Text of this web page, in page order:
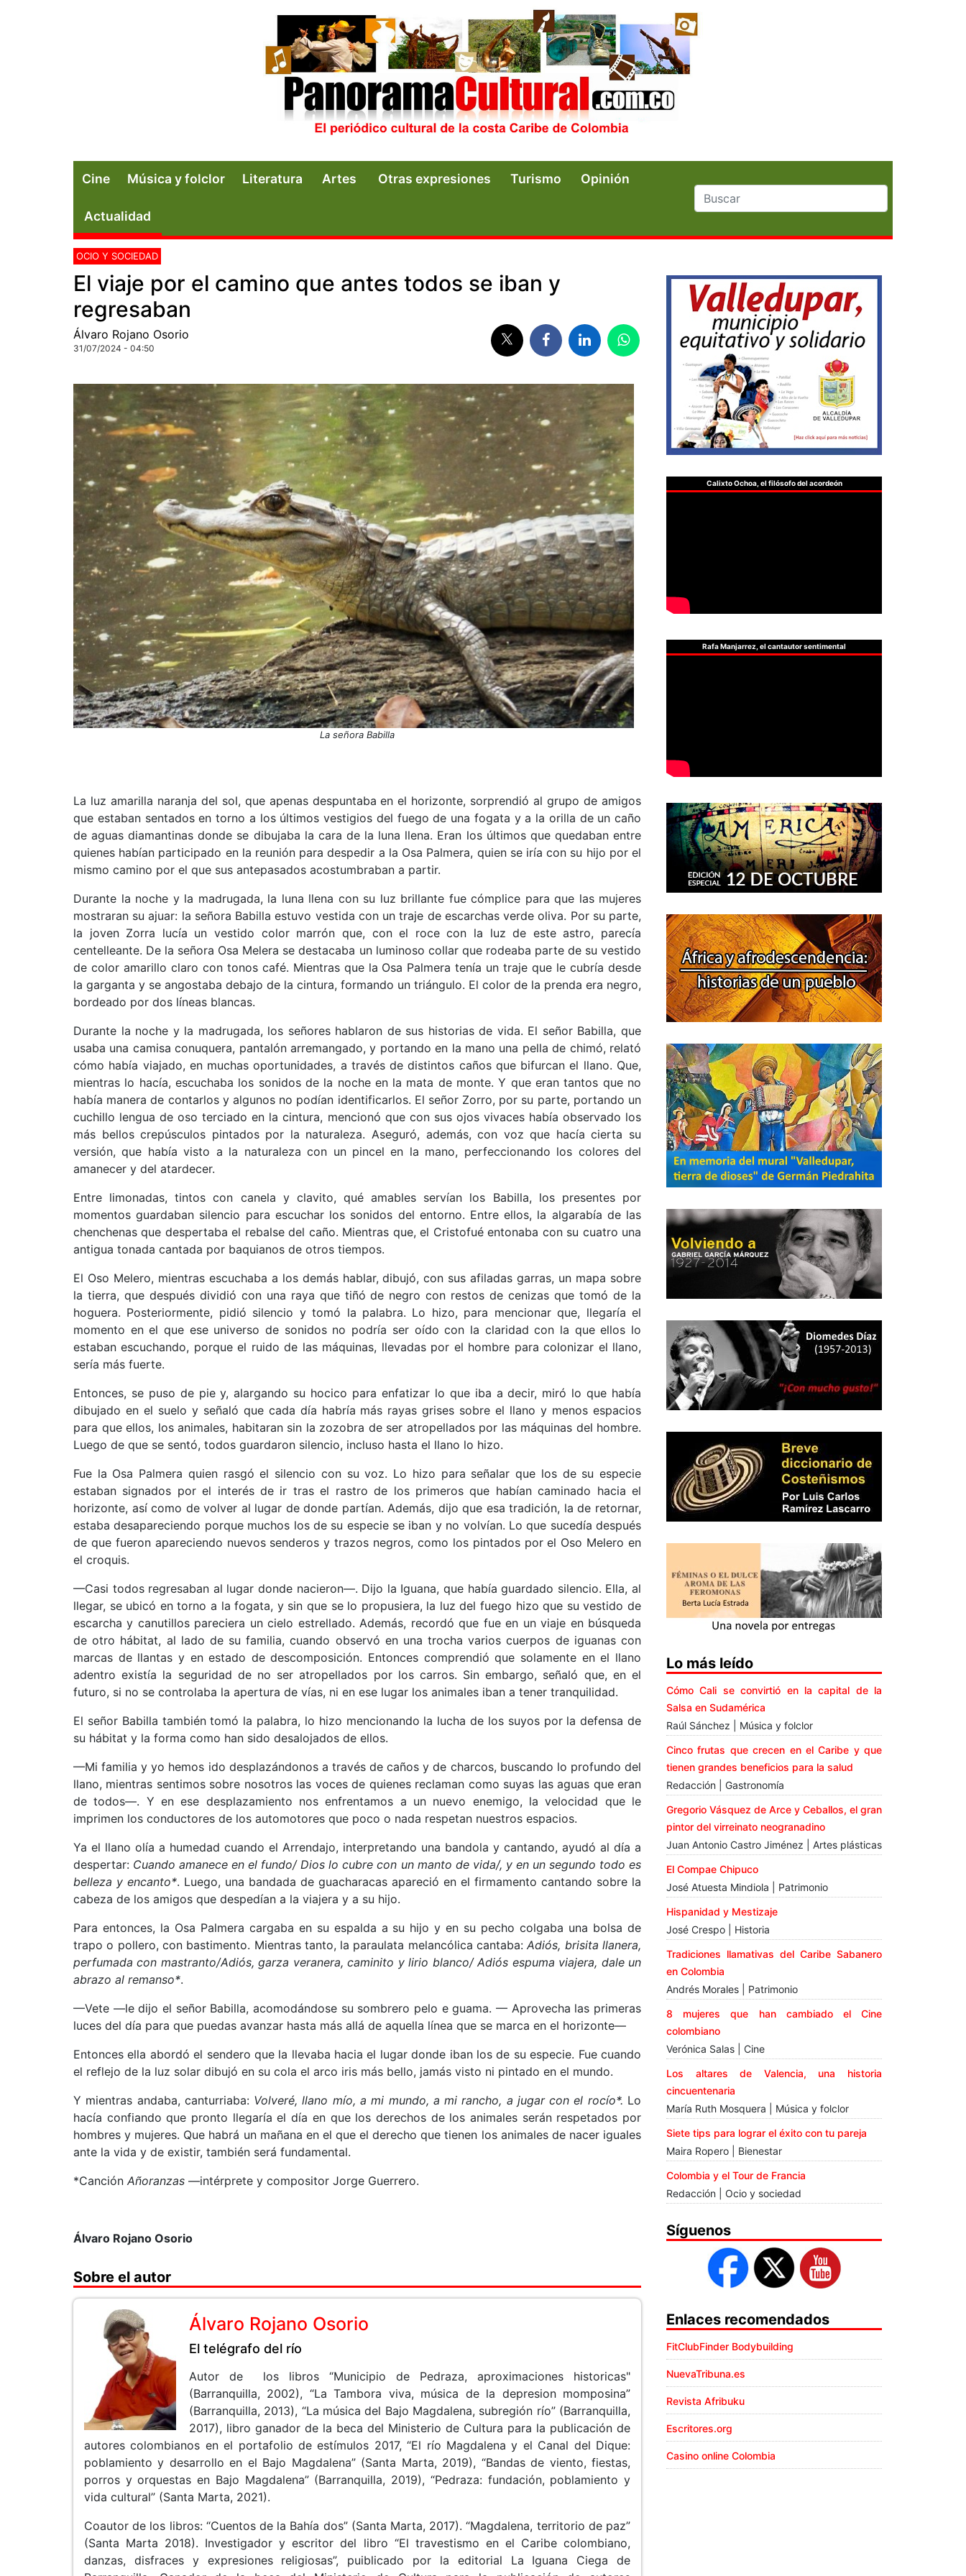
Cine Música y folclor Literatura Artes Otras expresiones Turismo Opinión
Actualidad
OCIO Y SOCIEDAD
El viaje por el camino que antes todos se iban y
regresaban
Álvaro Rojano Osorio
31/07/2024 - 04:50
La señora Babilla
La luz amarilla naranja del sol, que apenas despuntaba en el horizonte, sorprendió al grupo de amigos
que estaban sentados en torno a los últimos vestigios del fuego de una fogata y a la orilla de un caño
de aguas diamantinas donde se dibujaba la cara de la luna llena. Eran los últimos que quedaban entre
quienes habían participado en la reunión para despedir a la Osa Palmera, quien se iría con su hijo por el
mismo camino por el que sus antepasados acostumbraban a partir.
Durante la noche y la madrugada, la luna llena con su luz brillante fue cómplice para que las mujeres
mostraran su ajuar: la señora Babilla estuvo vestida con un traje de escarchas verde oliva. Por su parte,
la joven Zorra lucía un vestido color marrón que, con el roce con la luz de este astro, parecía
centelleante. De la señora Osa Melera se destacaba un luminoso collar que rodeaba parte de su vestido
de color amarillo claro con tonos café. Mientras que la Osa Palmera tenía un traje que le cubría desde
la garganta y se angostaba debajo de la cintura, formando un triángulo. El color de la prenda era negro,
bordeado por dos líneas blancas.
Durante la noche y la madrugada, los señores hablaron de sus historias de vida. El señor Babilla, que
usaba una camisa conuquera, pantalón arremangado, y portando en la mano una pella de chimó, relató
cómo había viajado, en muchas oportunidades, a través de distintos caños que bifurcan el llano. Que,
mientras lo hacía, escuchaba los sonidos de la noche en la mata de monte. Y que eran tantos que no
había manera de contarlos y algunos no podían identificarlos. El señor Zorro, por su parte, portando un
cuchillo lengua de oso terciado en la cintura, mencionó que con sus ojos vivaces había observado los
más bellos crepúsculos pintados por la naturaleza. Aseguró, además, con voz que hacía cierta su
versión, que había visto a la naturaleza con un pincel en la mano, perfeccionando los colores del
amanecer y del atardecer.
Entre limonadas, tintos con canela y clavito, qué amables servían los Babilla, los presentes por
momentos guardaban silencio para escuchar los sonidos del entorno. Entre ellos, la algarabía de las
chenchenas que despertaba el rebalse del caño. Mientras que, el Cristofué entonaba con su cuatro una
antigua tonada cantada por baquianos de otros tiempos.
El Oso Melero, mientras escuchaba a los demás hablar, dibujó, con sus afiladas garras, un mapa sobre
la tierra, que después dividió con una raya que tiñó de negro con restos de cenizas que tomó de la
hoguera. Posteriormente, pidió silencio y tomó la palabra. Lo hizo, para mencionar que, llegaría el
momento en el que ese universo de sonidos no podría ser oído con la claridad con la que ellos lo
estaban escuchando, porque el ruido de las máquinas, llevadas por el hombre para colonizar el llano,
sería más fuerte.
Entonces, se puso de pie y, alargando su hocico para enfatizar lo que iba a decir, miró lo que había
dibujado en el suelo y señaló que cada día habría más rayas grises sobre el llano y menos espacios
para que ellos, los animales, habitaran sin la zozobra de ser atropellados por las máquinas del hombre.
Luego de que se sentó, todos guardaron silencio, incluso hasta el llano lo hizo.
Fue la Osa Palmera quien rasgó el silencio con su voz. Lo hizo para señalar que los de su especie
estaban signados por el interés de ir tras el rastro de los primeros que habían caminado hacia el
horizonte, así como de volver al lugar de donde partían. Además, dijo que esa tradición, la de retornar,
estaba desapareciendo porque muchos los de su especie se iban y no volvían. Lo que sucedía después
de que fueron apareciendo nuevos senderos y trazos negros, como los pintados por el Oso Melero en
el croquis.
—Casi todos regresaban al lugar donde nacieron—. Dijo la Iguana, que había guardado silencio. Ella, al
llegar, se ubicó en torno a la fogata, y sin que se lo propusiera, la luz del fuego hizo que su vestido de
escarcha y canutillos pareciera un cielo estrellado. Además, recordó que fue en un viaje en búsqueda
de otro hábitat, al lado de su familia, cuando observó en una trocha varios cuerpos de iguanas con
marcas de llantas y en estado de descomposición. Entonces comprendió que solamente en el llano
adentro existía la seguridad de no ser atropellados por los carros. Sin embargo, señaló que, en el
futuro, si no se controlaba la apertura de vías, ni en ese lugar los animales iban a tener tranquilidad.
El señor Babilla también tomó la palabra, lo hizo mencionando la lucha de los suyos por la defensa de
su hábitat y la forma como han sido desalojados de ellos.
—Mi familia y yo hemos ido desplazándonos a través de caños y de charcos, buscando lo profundo del
llano, mientras sentimos sobre nosotros las voces de quienes reclaman como suyas las aguas que eran
de todos—. Y en ese desplazamiento nos enfrentamos a un nuevo enemigo, la velocidad que le
imprimen los conductores de los automotores que poco o nada respetan nuestros espacios.
Ya el llano olía a humedad cuando el Arrendajo, interpretando una bandola y cantando, ayudó al día a
despertar: Cuando amanece en el fundo/ Dios lo cubre con un manto de vida/, y en un segundo todo es
belleza y encanto*. Luego, una bandada de guacharacas apareció en el firmamento cantando sobre la
cabeza de los amigos que despedían a la viajera y a su hijo.
Para entonces, la Osa Palmera cargaba en su espalda a su hijo y en su pecho colgaba una bolsa de
trapo o pollero, con bastimento. Mientras tanto, la paraulata melancólica cantaba:Adiós, brisita llanera,
perfumada con mastranto/Adiós, garza veranera, caminito y lirio blanco/ Adiós espuma viajera, dale un
abrazo al remanso*.
—Vete —le dijo el señor Babilla, acomodándose su sombrero pelo e guama. — Aprovecha las primeras
luces del día para que puedas avanzar hasta más allá de aquella línea que se marca en el horizonte—
Entonces ella abordó el sendero que la llevaba hacia el lugar donde iban los de su especie. Fue cuando
el reflejo de la luz solar dibujó en su cola el arco iris más bello, jamás visto ni pintado en el mundo.
Y mientras andaba, canturriaba: Volveré, llano mío, a mi mundo, a mi rancho, a jugar con el rocío*. Lo
hacía confiando que pronto llegaría el día en que los derechos de los animales serán respetados por
hombres y mujeres. Que habrá un mañana en el que el derecho que tienen los animales de nacer iguales
ante la vida y de existir, también será fundamental.
*Canción Añoranzas —intérprete y compositor Jorge Guerrero.
Álvaro Rojano Osorio
Sobre el autor
Álvaro Rojano Osorio
El telégrafo del río
Autor de los libros “Municipio de Pedraza, aproximaciones historicas"
(Barranquilla, 2002), “La Tambora viva, música de la depresion momposina”
(Barranquilla, 2013), “La música del Bajo Magdalena, subregión río” (Barranquilla,
2017), libro ganador de la beca del Ministerio de Cultura para la publicación de
autores colombianos en el portafolio de estímulos 2017, “El río Magdalena y el Canal del Dique:
poblamiento y desarrollo en el Bajo Magdalena” (Santa Marta, 2019), “Bandas de viento, fiestas,
porros y orquestas en Bajo Magdalena” (Barranquilla, 2019), “Pedraza: fundación, poblamiento y
vida cultural” (Santa Marta, 2021).
Coautor de los libros: “Cuentos de la Bahía dos” (Santa Marta, 2017). “Magdalena, territorio de paz”
(Santa Marta 2018). Investigador y escritor del libro “El travestismo en el Caribe colombiano,
danzas, disfraces y expresiones religiosas”, puiblicado por la editorial La Iguana Ciega de
Calixto Ochoa, el filósofo del acordeón
Rafa Manjarrez, el cantautor sentimental
Lo más leído
Cómo Cali se convirtió en la capital de la
Salsa en Sudamérica
Raúl Sánchez | Música y folclor
Cinco frutas que crecen en el Caribe y que
tienen grandes beneficios para la salud
Redacción | Gastronomía
Gregorio Vásquez de Arce y Ceballos, el gran
pintor del virreinato neogranadino
Juan Antonio Castro Jiménez | Artes plásticas
El Compae Chipuco
José Atuesta Mindiola | Patrimonio
Hispanidad y Mestizaje
José Crespo | Historia
Tradiciones llamativas del Caribe Sabanero
en Colombia
Andrés Morales | Patrimonio
8 mujeres que han cambiado el Cine
colombiano
Verónica Salas | Cine
Los altares de Valencia, una historia
cincuentenaria
María Ruth Mosquera | Música y folclor
Siete tips para lograr el éxito con tu pareja
Maira Ropero | Bienestar
Colombia y el Tour de Francia
Redacción | Ocio y sociedad
Síguenos
Enlaces recomendados
FitClubFinder Bodybuilding
NuevaTribuna.es
Revista Afribuku
Escritores.org
Casino online Colombia